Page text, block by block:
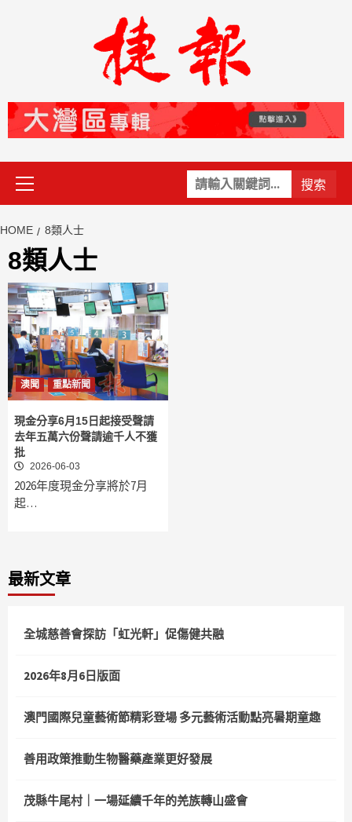
關
鍵
Primary
Menu
HOME 8類人士
8類人士
澳聞 重點新聞
現金分享6月15日起接受聲請
去年五萬六份聲請逾千人不獲
批
2026-06-03
2026年度現金分享將於7月
起…
最新文章
全城慈善會探訪「虹光軒」促傷健共融
2026年8月6日版面
澳門國際兒童藝術節精彩登場 多元藝術活動點亮暑期童趣
善用政策推動生物醫藥產業更好發展
茂縣牛尾村｜一場延續千年的羌族轉山盛會